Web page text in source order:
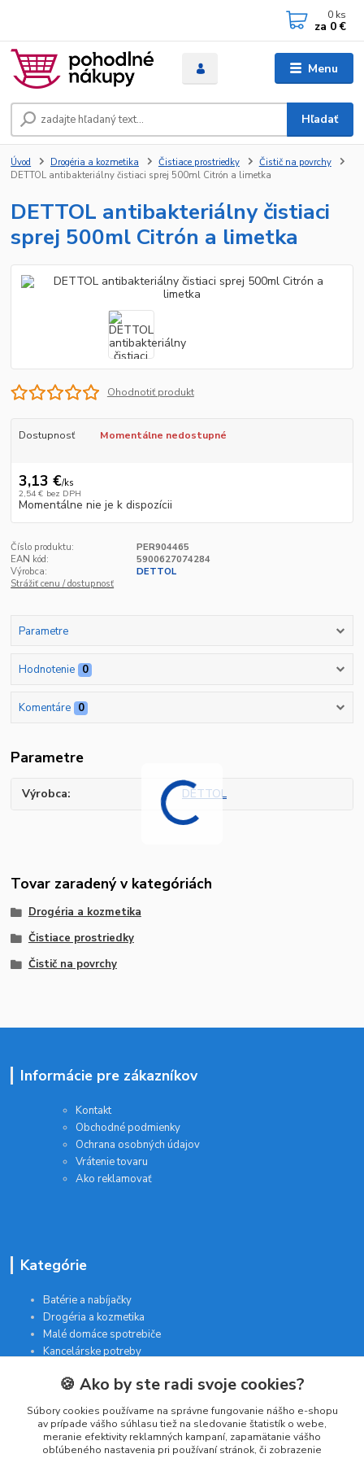
Menu
Hľadať
0 ks
za 0 €
Úvod Drogéria a kozmetika Čistiace prostriedky
Čistič na povrchy
DETTOL antibakteriálny čistiaci sprej 500ml Citrón a limetka
DETTOL antibakteriálny čistiaci
sprej 500ml Citrón a limetka
Ohodnotiť produkt
Dostupnosť Momentálne nedostupné
3,13 €/ks
2,54 € bez DPH
Momentálne nie je k dispozícii
Číslo produktu:
PER904465
EAN kód:
5900627074284
Výrobca:
DETTOL
Strážiť cenu / dostupnosť
Parametre
Hodnotenie 0
Komentáre 0
Parametre
Výrobca DETTOL
Tovar zaradený v kategóriách
Drogéria a kozmetika
Čistiace prostriedky
Čistič na povrchy
Informácie pre zákazníkov
Kontakt
Obchodné podmienky
Ochrana osobných údajov
Vrátenie tovaru
Ako reklamovať
Kategórie
Batérie a nabíjačky
Drogéria a kozmetika
Malé domáce spotrebiče
Kancelárske potreby
Kontakt
INTERGAM s.r.o
🍪 Ako by ste radi svoje cookies?
Súbory cookies používame na správne fungovanie nášho e-shopu
av prípade vášho súhlasu tiež na sledovanie štatistík o webe,
meranie efektivity reklamných kampaní, zapamätanie vášho
obľúbeného nastavenia pri používaní stránok, či zobrazenie